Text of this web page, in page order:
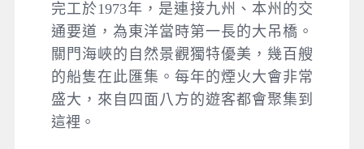
完工於1973年，是連接九州、本州的交
通要道，為東洋當時第一長的大吊橋。
關門海峽的自然景觀獨特優美，幾百艘
的船隻在此匯集。每年的煙火大會非常
盛大，來自四面八方的遊客都會聚集到
這裡。